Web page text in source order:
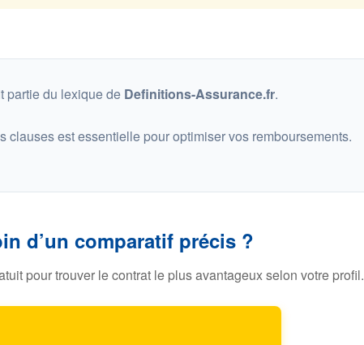
partie du lexique de Definitions-Assurance.fr.
clauses est essentielle pour optimiser vos remboursements.
d’un comparatif précis ?
pour trouver le contrat le plus avantageux selon votre profil.